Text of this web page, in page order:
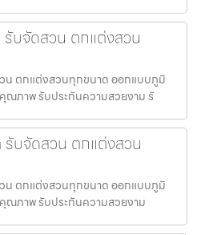
บจัดสวน ตกแต่งสวน
น ตกแต่งสวนทุกขนาด ออกแบบภูมิ
ณภาพ รับประกันความสวยงาม รั
บจัดสวน ตกแต่งสวน
ตกแต่งสวนทุกขนาด ออกแบบภูมิ
ณภาพ รับประกันความสวยงาม